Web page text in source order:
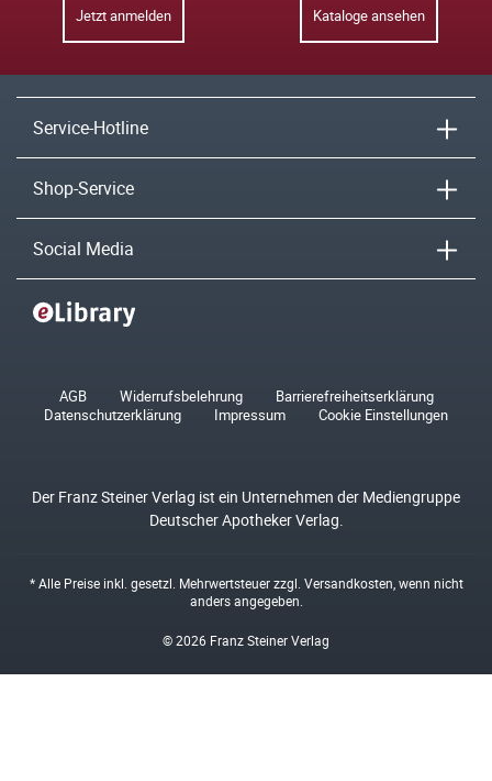
Jetzt anmelden Kataloge ansehen
Service-Hotline
Shop-Service
Social Media
AGB Widerrufsbelehrung
Barrierefreiheitserklärung
Datenschutzerklärung
Impressum Cookie Einstellungen
Der Franz Steiner Verlag ist ein Unternehmen der Mediengruppe
Deutscher Apotheker Verlag.
* Alle Preise inkl. gesetzl. Mehrwertsteuer zzgl. Versandkosten , wenn nicht
anders angegeben.
© 2026 Franz Steiner Verlag